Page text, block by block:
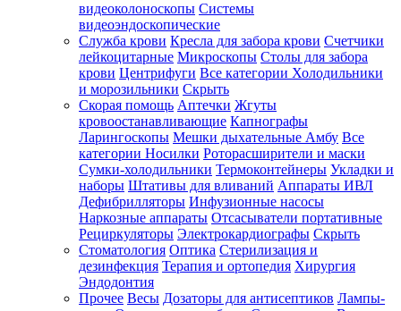
видеоколоноскопы Системы
видеоэндоскопические
Служба крови Кресла для забора крови Счетчики
лейкоцитарные Микроскопы Столы для забора
крови Центрифуги Все категории Холодильники
и морозильники Скрыть
Скорая помощь Аптечки Жгуты
кровоостанавливающие Капнографы
Ларингоскопы Мешки дыхательные Амбу Все
категории Носилки Роторасширители и маски
Сумки-холодильники Термоконтейнеры Укладки и
наборы Штативы для вливаний Аппараты ИВЛ
Дефибрилляторы Инфузионные насосы
Наркозные аппараты Отсасыватели портативные
Рециркуляторы Электрокардиографы Скрыть
Стоматология Оптика Стерилизация и
дезинфекция Терапия и ортопедия Хирургия
Эндодонтия
Прочее Весы Дозаторы для антисептиков Лампы-